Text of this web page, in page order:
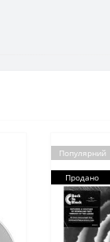
Популярний
Продано